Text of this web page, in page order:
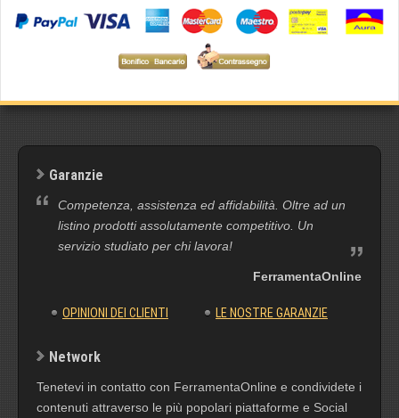
Garanzie
Competenza, assistenza ed affidabilità. Oltre ad un
listino prodotti assolutamente competitivo. Un
servizio studiato per chi lavora!
FerramentaOnline
OPINIONI DEI CLIENTI LE NOSTRE GARANZIE
Network
Tenetevi in contatto con FerramentaOnline e condividete i
contenuti attraverso le più popolari piattaforme e Social